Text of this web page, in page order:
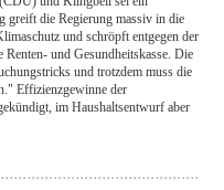
greift die Regierung massiv in die
und schröpft entgegen der
und Gesundheitskasse. Die
und trotzdem muss die
Effizienzgewinne der
im Haushaltsentwurf aber